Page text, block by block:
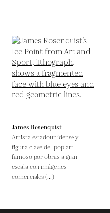
James Rosenquist
Artista estadounidense y
figura clave del pop art,
famoso por obras a gran
escala con imágenes
comerciales (...)